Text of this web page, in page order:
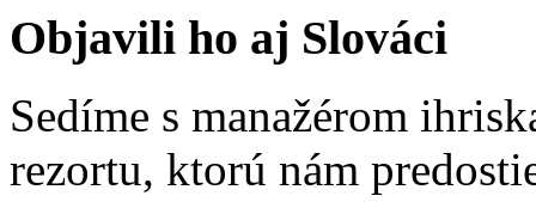
Objavili ho aj Slováci
Sedíme s manažérom
rezortu, ktorú nám